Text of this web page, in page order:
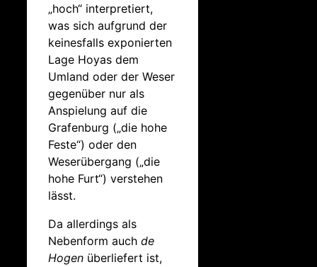
„hoch“ interpretiert,
was sich aufgrund der
keinesfalls exponierten
Lage Hoyas dem
Umland oder der Weser
gegenüber nur als
Anspielung auf die
Grafenburg („die hohe
Feste“) oder den
Weserübergang („die
hohe Furt“) verstehen
lässt.
Da allerdings als
Nebenform auch de
Hogen überliefert ist,